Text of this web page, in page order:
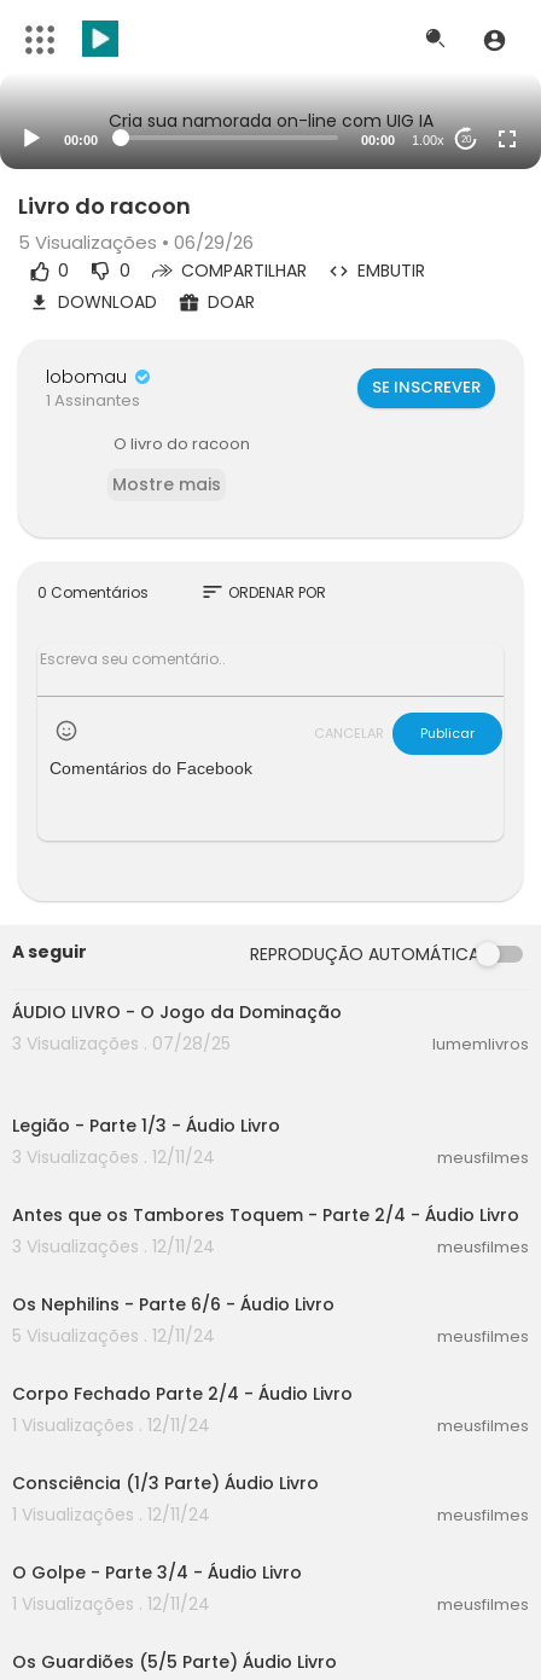
Cria sua namorada on-line com UIG IA
00:00 00:00 1.00x 20
Livro do racoon
5 Visualizações • 06/29/26
0 0 COMPARTILHAR
EMBUTIR
DOWNLOAD
DOAR
lobomau
1 Assinantes
SE INSCREVER
O livro do racoon
Mostre mais
0 Comentários sort ORDENAR POR
CANCELAR
Publicar
Comentários do Facebook
A seguir REPRODUÇÃO AUTOMÁTICA
00:00
ÁUDIO LIVRO - O Jogo da Dominação
3 Visualizações . 07/28/25
lumemlivros
Legião - Parte 1/3 - Áudio Livro
3 Visualizações . 12/11/24
meusfilmes
Antes que os Tambores Toquem - Parte 2/4 - Áudio Livro
3 Visualizações . 12/11/24
meusfilmes
Os Nephilins - Parte 6/6 - Áudio Livro
5 Visualizações . 12/11/24
meusfilmes
Corpo Fechado Parte 2/4 - Áudio Livro
1 Visualizações . 12/11/24
meusfilmes
Consciência (1/3 Parte) Áudio Livro
1 Visualizações . 12/11/24
meusfilmes
O Golpe - Parte 3/4 - Áudio Livro
1 Visualizações . 12/11/24
meusfilmes
Os Guardiões (5/5 Parte) Áudio Livro